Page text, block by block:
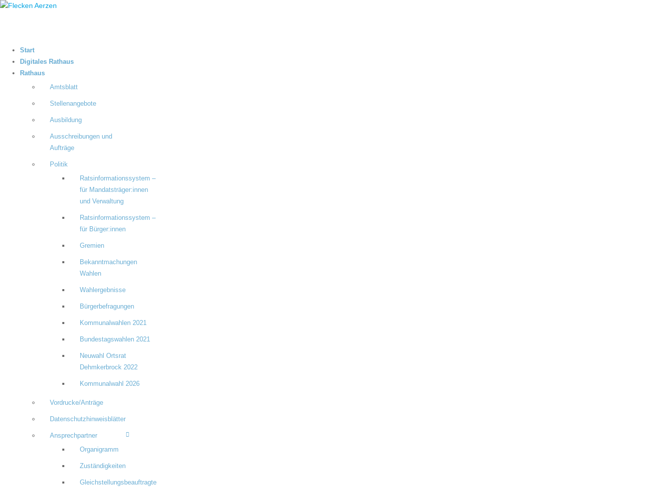
Start
Digitales Rathaus
Rathaus
Amtsblatt
Stellenangebote
Ausbildung
Ausschreibungen und
Aufträge
Politik
Ratsinformationssystem –
für Mandatsträger:innen
und Verwaltung
Ratsinformationssystem –
für Bürger:innen
Gremien
Bekanntmachungen
Wahlen
Wahlergebnisse
Bürgerbefragungen
Kommunalwahlen 2021
Bundestagswahlen 2021
Neuwahl Ortsrat
Dehmkerbrock 2022
Kommunalwahl 2026
Vordrucke/Anträge
Datenschutzhinweisblätter
Ansprechpartner
Organigramm
Zuständigkeiten
Gleichstellungsbeauftragte